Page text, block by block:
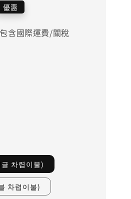
優惠
含國際運費/關稅
차렵이불)
차렵이불)